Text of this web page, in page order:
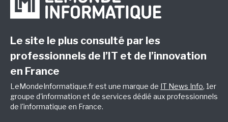
Le site le plus consulté par les
professionnels de l’IT et de l’innovation
en France
LeMondeInformatique.fr est une marque de IT News Info, 1er
groupe d'information et de services dédié aux professionnels
de l'informatique en France.